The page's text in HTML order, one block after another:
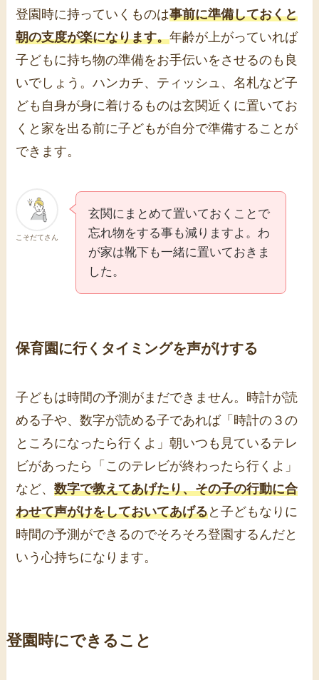
登園時に持っていくものは事前に準備しておくと
朝の支度が楽になります。年齢が上がっていれば
子どもに持ち物の準備をお手伝いをさせるのも良
いでしょう。ハンカチ、ティッシュ、名札など子
ども自身が身に着けるものは玄関近くに置いてお
くと家を出る前に子どもが自分で準備することが
できます。
こそだてさん
玄関にまとめて置いておくことで
忘れ物をする事も減りますよ。わ
が家は靴下も一緒に置いておきま
した。
保育園に行くタイミングを声がけする
子どもは時間の予測がまだできません。時計が読
める子や、数字が読める子であれば「時計の３の
ところになったら行くよ」朝いつも見ているテレ
ビがあったら「このテレビが終わったら行くよ」
など、数字で教えてあげたり、その子の行動に合
わせて声がけをしておいてあげると子どもなりに
時間の予測ができるのでそろそろ登園するんだと
いう心持ちになります。
登園時にできること